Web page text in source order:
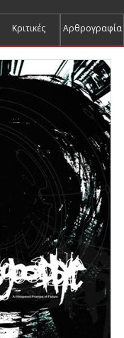
Κριτικές Αρθρογραφία